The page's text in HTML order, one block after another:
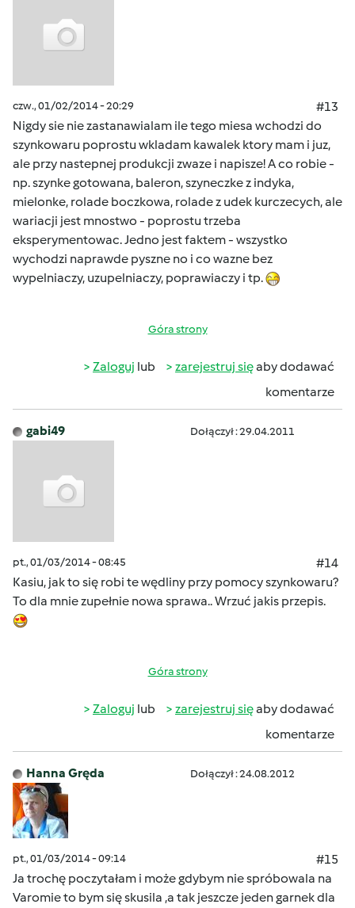
czw., 01/02/2014 - 20:29
#13
Nigdy sie nie zastanawialam ile tego miesa wchodzi do
szynkowaru poprostu wkladam kawalek ktory mam i juz,
ale przy nastepnej produkcji zwaze i napisze! A co robie -
np. szynke gotowana, baleron, szyneczke z indyka,
mielonke, rolade boczkowa, rolade z udek kurczecych, ale
wariacji jest mnostwo - poprostu trzeba
eksperymentowac. Jedno jest faktem - wszystko
wychodzi naprawde pyszne no i co wazne bez
wypelniaczy, uzupelniaczy, poprawiaczy i tp.
Góra strony
Zaloguj lub zarejestruj sięaby dodawać
komentarze
gabi49 Dołączył : 29.04.2011
pt., 01/03/2014 - 08:45
#14
Kasiu, jak to się robi te wędliny przy pomocy szynkowaru?
To dla mnie zupełnie nowa sprawa.. Wrzuć jakis przepis.
Góra strony
Zaloguj lub zarejestruj sięaby dodawać
komentarze
Hanna Gręda Dołączył : 24.08.2012
pt., 01/03/2014 - 09:14
#15
Ja trochę poczytałam i może gdybym nie spróbowala na
Varomie to bym się skusila ,a tak jeszcze jeden garnek dla